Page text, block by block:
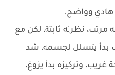
هادي وواضح.
مرتب، نظرته ثابتة، لكن مع
بدأ يتسلل لجسمه، شد
وتركيزه بدأ يزوغ،